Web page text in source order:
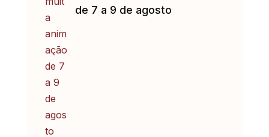
de 7 a 9 de agosto